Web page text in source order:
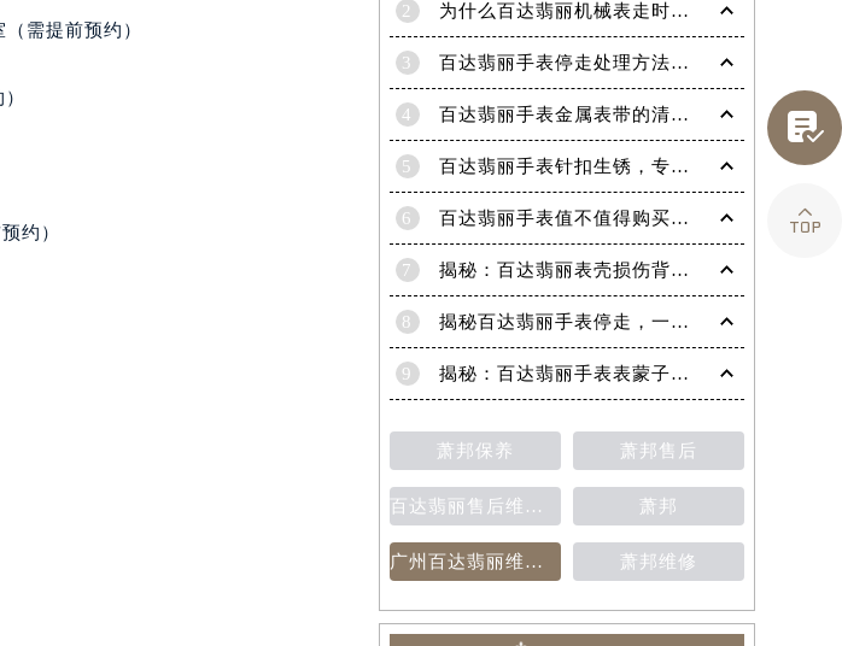
前预约）
尔多斯大厦）23层2326室（需提前预约）
需提前预约）
）
）
约）
（需提前预约）
需提前预约）
约）
2 为什么百达翡丽机械表走时会出现误差呢？
3 百达翡丽手表停走处理方法（手表停走维修）
4 百达翡丽手表金属表带的清洗方法有哪些？（金属表带的清洗）
5 百达翡丽手表针扣生锈，专业处理更安全
6 百达翡丽手表值不值得购买（名表投资与收藏指南）
7 揭秘：百达翡丽表壳损伤背后的故事
8 揭秘百达翡丽手表停走，一文教你轻松恢复活力！
9 揭秘：百达翡丽手表表蒙子破损修复指南，让爱表重焕光彩！
萧邦保养 萧邦售后
百达翡丽售后维修保养费用价目表 萧邦
广州百达翡丽维修保养售后中心 萧邦维修

